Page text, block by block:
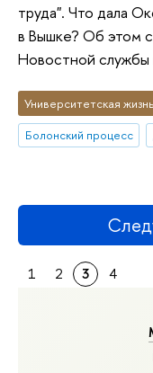
труда". Что дала
в Вышке? Об этом
Новостной службы
Университетская жизнь
Болонский процесс
1 2 3 4